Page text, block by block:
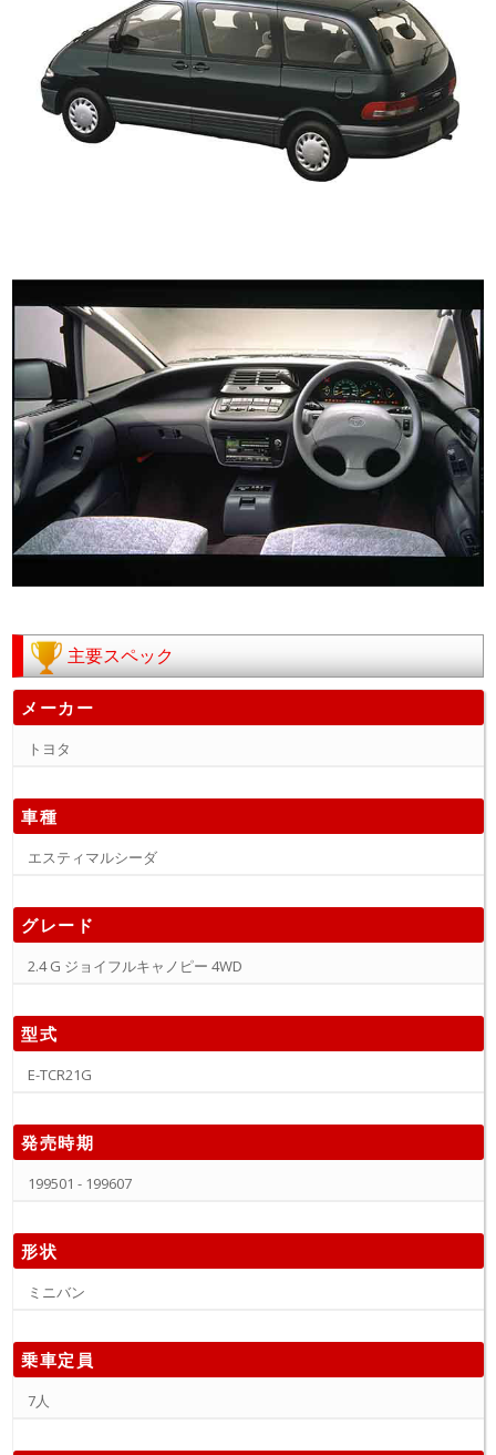
主要スペック
メーカー
トヨタ
車種
エスティマルシーダ
グレード
2.4 G ジョイフルキャノピー 4WD
型式
E-TCR21G
発売時期
199501 - 199607
形状
ミニバン
乗車定員
7人